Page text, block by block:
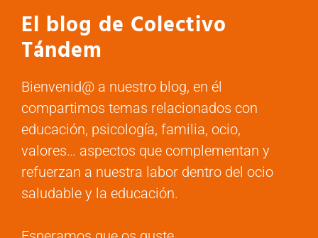
El blog de Colectivo
Tándem
Bienvenid@ a nuestro blog, en él
compartimos temas relacionados con
educación, psicología, familia, ocio,
valores… aspectos que complementan y
refuerzan a nuestra labor dentro del ocio
saludable y la educación.